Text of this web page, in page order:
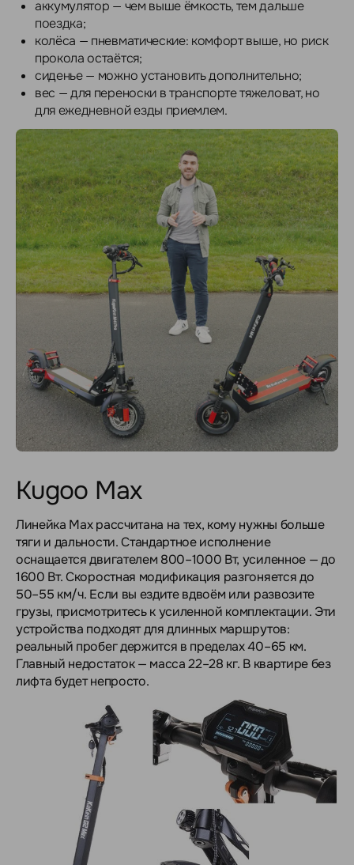
аккумулятор — чем выше ёмкость, тем дальше
поездка;
колёса — пневматические: комфорт выше, но риск
прокола остаётся;
сиденье — можно установить дополнительно;
вес — для переноски в транспорте тяжеловат, но
для ежедневной езды приемлем.
Kugoo Max
Линейка Max рассчитана на тех, кому нужны больше
тяги и дальности. Стандартное исполнение
оснащается двигателем 800–1000 Вт, усиленное — до
1600 Вт. Скоростная модификация разгоняется до
50–55 км/ч. Если вы ездите вдвоём или развозите
грузы, присмотритесь к усиленной комплектации. Эти
устройства подходят для длинных маршрутов:
реальный пробег держится в пределах 40–65 км.
Главный недостаток — масса 22–28 кг. В квартире без
лифта будет непросто.